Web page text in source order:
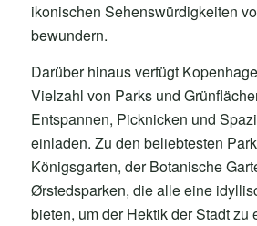
ikonischen Sehenswürdigkeiten
bewundern.
Darüber hinaus verfügt
Vielzahl von Parks und
Entspannen, Picknicken und
einladen. Zu den beliebtesten
Königsgarten, der Botanische
Ørstedsparken, die alle eine
bieten, um der Hektik der Stadt zu